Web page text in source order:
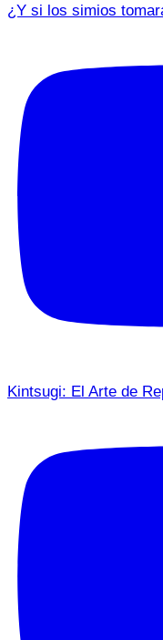
¿Y si los simios
Kintsugi: El Arte de